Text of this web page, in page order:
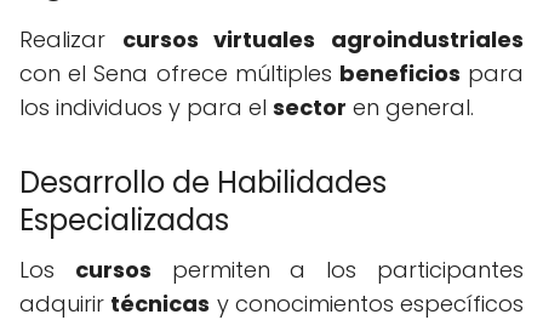
Realizar cursos virtuales agroindustriales
con el Sena ofrece múltiples beneficios para
los individuos y para el sector en general.
Desarrollo de Habilidades
Especializadas
Los cursos permiten a los participantes
adquirir técnicas y conocimientos específicos